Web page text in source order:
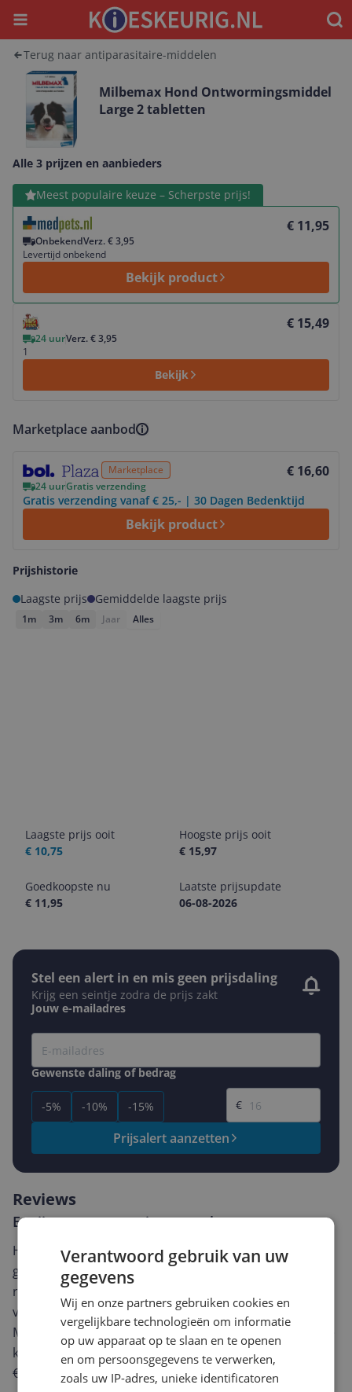
Menu
Terug naar antiparasitaire-middelen
Milbemax Hond Ontwormingsmiddel
Large 2 tabletten
Alle 3 prijzen en aanbieders
Meest populaire keuze – Scherpste prijs!
€ 11,95
OnbekendVerz. € 3,95
Levertijd onbekend
Bekijk product
Bekijk product
€ 15,49
24 uurVerz. € 3,95
1
Bekijk
Bekijk product
Marketplace aanbod
Marketplace € 16,60
24 uurGratis verzending
Gratis verzending vanaf € 25,- | 30 Dagen Bedenktijd
Bekijk product
Prijshistorie
Laagste prijs
Gemiddelde laagste prijs
1m 3m 6m Jaar Alles
Laagste prijs ooit
€ 10,75
Hoogste prijs ooit
€ 15,97
Goedkoopste nu
€ 11,95
Laatste prijsupdate
06-08-2026
Stel een alert in en mis geen prijsdaling
Krijg een seintje zodra de prijs zakt
Jouw e-mailadres
Gewenste daling of bedrag
-5% -10% -15%
Gewenste prijs
€
Prijsalert aanzetten
Reviews
Er zijn nog geen reviews geschreven
Heb jij dit product in bezit en wil je graag je mening
geven? Start dan hieronder met het schrijven van je
review. Afhankelijk van de details duurt het schrijven
van een review gemiddeld tussen de 3 en 10 minuten.
Met jouw mening help je andere bezoekers een betere
keuze te maken én maak je iedere maand kans op
€250,-!
Klik hier voor de actievoorwaarden.
Verantwoord gebruik van uw
gegevens
Wij en onze partners gebruiken cookies en
vergelijkbare technologieën om informatie
op uw apparaat op te slaan en te openen
en om persoonsgegevens te verwerken,
zoals uw IP-adres, unieke identificatoren